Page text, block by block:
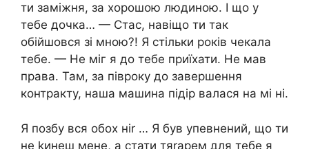
ти заміжня, за хорошою людиною. І що у
тебе дочка… — Стас, навіщо ти так
обійшовся зі мною?! Я стільки років чекала
тебе. — Не міг я до тебе приїхати. Не мав
права. Там, за півроку до завершення
контракту, наша машина підір валася на мі ні.
Я позбу вся обох ніr … Я був упевнений, що ти
не kинеш мене, а стати тяrарем для тебе я